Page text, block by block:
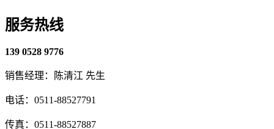
服务热线
139 0528 9776
销售经理：陈清江 先生
电话：0511-88527791
传真：0511-88527887